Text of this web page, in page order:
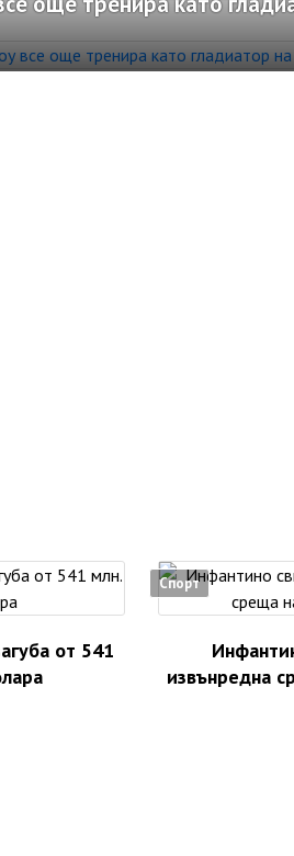
от 541
Спорт
извънредна